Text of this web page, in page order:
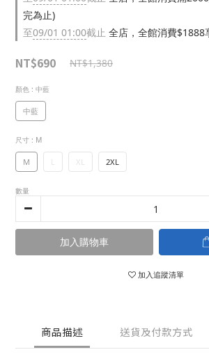
完為止)
至09/01 01:00截止 全店，全館消費$1888
NT$690 NT$1,380
顏色 : 中藍
中藍
尺寸 : M
M L XL 2XL
數量
加入購物車
加入追蹤清單
商品描述 送貨及付款方式